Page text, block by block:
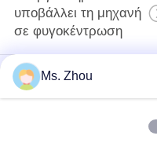
υποβάλλει τη μηχανή
σε φυγοκέντρωση
PRP PRF υποβάλλει
Ms. Zhou